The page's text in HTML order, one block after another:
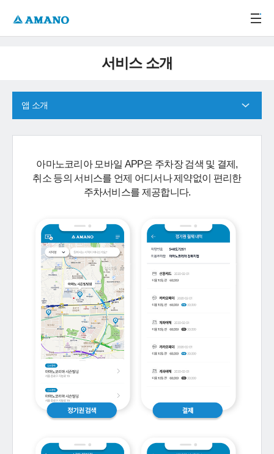
서비스 소개
앱 소개
아마노코리아 모바일 APP은 주차장 검색 및 결제,
취소 등의 서비스를 언제 어디서나 제약없이 편리한
주차서비스를 제공합니다.